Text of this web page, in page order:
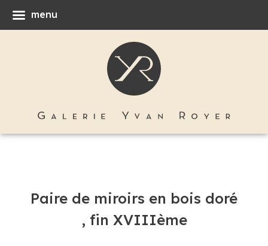
Paire de miroirs en bois doré
, fin XVIIIème
menu